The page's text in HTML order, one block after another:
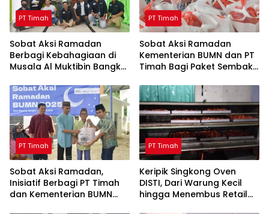
PT Timah
Sobat Aksi Ramadan
Berbagi Kebahagiaan di
Musala Al Muktibin Bangka
dan Piatu
PT Timah
Sobat Aksi Ramadan
Kementerian BUMN dan PT
Timah Bagi Paket Sembako
Barat
PT Timah
Sobat Aksi Ramadan,
Inisiatif Berbagi PT Timah
dan Kementerian BUMN
PT Timah
Keripik Singkong Oven
DISTI, Dari Warung Kecil
hingga Menembus Retail